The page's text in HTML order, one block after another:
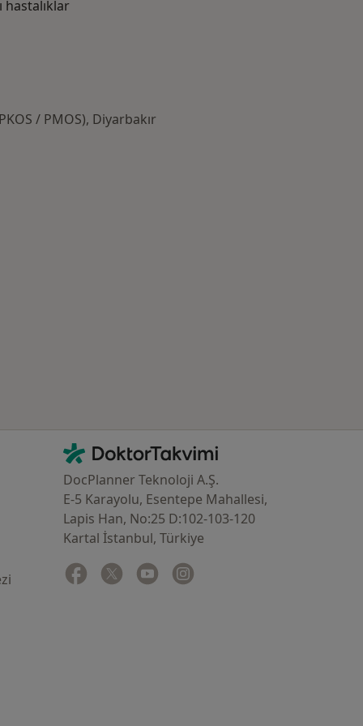
hastalıklar
/ PMOS), Diyarbakır
İletişim
DoktorTakvimi - Ana Sayfa
DocPlanner Teknoloji A.Ş.
E-5 Karayolu, Esentepe Mahallesi,
Lapis Han, No:25 D:102-103-120
Kartal İstanbul, Türkiye
Facebook
yeni bir sekmede açılır
Twitter
yeni bir sekmede açılır
Youtube
yeni bir sekmede açılır